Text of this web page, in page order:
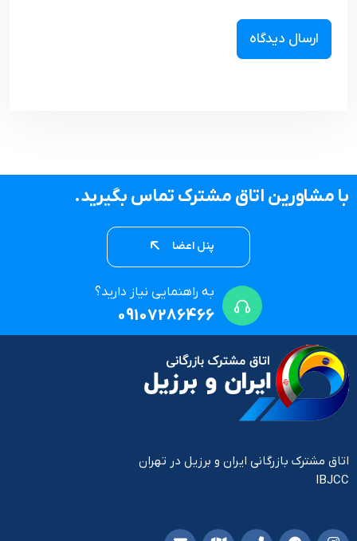
با مشاورین اتاق مشترک تماس بگیرید.
پنل اعضا
به راهنمایی نیاز دارید؟
09107286466
اتاق مشترک بازرگانی ایران و برزیل در تهران
IBJCC